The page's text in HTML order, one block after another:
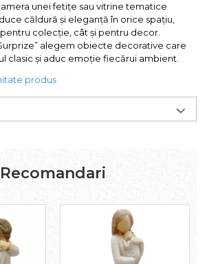
unei fetițe sau vitrine tematice
căldură și eleganță în orice spațiu,
colecție, cât și pentru decor.
alegem obiecte decorative care
clasic și aduc emoție fiecărui ambient.
produs
Recomandari